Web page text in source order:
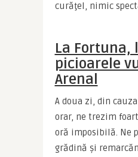
curăţel, nimic
La Fortuna,
picioarele
Arenal
A doua zi, din
orar, ne trezim
oră imposibilă. Ne
grădină şi